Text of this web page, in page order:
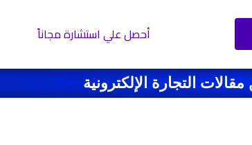
أحصل علي استشارة مجاناً
مقالات التجارة الإلكترونية